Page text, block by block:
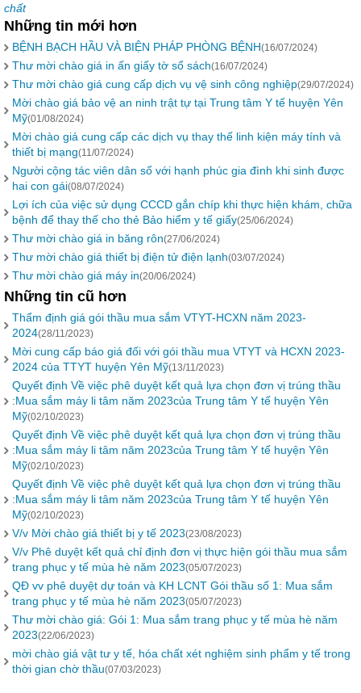
chất
Những tin mới hơn
BỆNH BẠCH HẦU VÀ BIỆN PHÁP PHÒNG BỆNH(16/07/2024)
Thư mời chào giá in ấn giấy tờ sổ sách(16/07/2024)
Thư mời chào giá cung cấp dịch vụ vệ sinh công nghiệp(29/07/2024)
Mời chào giá bảo vệ an ninh trật tự tại Trung tâm Y tế huyện Yên
Mỹ(01/08/2024)
Mời chào giá cung cấp các dịch vụ thay thế linh kiện máy tính và
thiết bị mạng(11/07/2024)
Người cộng tác viên dân số với hạnh phúc gia đình khi sinh được
hai con gái(08/07/2024)
Lợi ích của việc sử dụng CCCD gắn chíp khi thực hiện khám, chữa
bệnh để thay thế cho thẻ Bảo hiểm y tế giấy(25/06/2024)
Thư mời chào giá in băng rôn(27/06/2024)
Thư mời chào giá thiết bị điện tử điện lạnh(03/07/2024)
Thư mời chào giá máy in(20/06/2024)
Những tin cũ hơn
Thẩm định giá gói thầu mua sắm VTYT-HCXN năm 2023-
2024(28/11/2023)
Mời cung cấp báo giá đối với gói thầu mua VTYT và HCXN 2023-
2024 của TTYT huyện Yên Mỹ(13/11/2023)
Quyết định Về việc phê duyệt kết quả lựa chọn đơn vị trúng thầu
:Mua sắm máy li tâm năm 2023của Trung tâm Y tế huyện Yên
Mỹ(02/10/2023)
Quyết định Về việc phê duyệt kết quả lựa chọn đơn vị trúng thầu
:Mua sắm máy li tâm năm 2023của Trung tâm Y tế huyện Yên
Mỹ(02/10/2023)
Quyết định Về việc phê duyệt kết quả lựa chọn đơn vị trúng thầu
:Mua sắm máy li tâm năm 2023của Trung tâm Y tế huyện Yên
Mỹ(02/10/2023)
V/v Mời chào giá thiết bị y tế 2023(23/08/2023)
V/v Phê duyệt kết quả chỉ định đơn vị thực hiện gói thầu mua sắm
trang phục y tế mùa hè năm 2023(05/07/2023)
QĐ vv phê duyệt dự toán và KH LCNT Gói thầu số 1: Mua sắm
trang phục y tế mùa hè năm 2023(05/07/2023)
Thư mời chào giá: Gói 1: Mua sắm trang phục y tế mùa hè năm
2023(22/06/2023)
mời chào giá vật tư y tế, hóa chất xét nghiệm sinh phẩm y tế trong
thời gian chờ thầu(07/03/2023)